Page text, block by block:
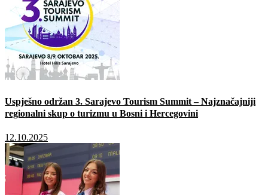
Uspješno održan 3. Sarajevo Tourism Summit – Najznačajniji
regionalni skup o turizmu u Bosni i Hercegovini
12.10.2025